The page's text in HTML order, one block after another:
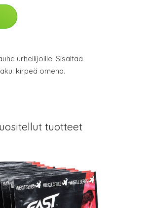
urheilijoille. Sisältää
kirpeä omena.
tuotteet